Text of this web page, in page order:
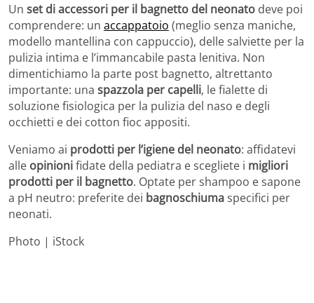
Un set di accessori per il bagnetto del neonato deve poi
comprendere: un accappatoio (meglio senza maniche,
modello mantellina con cappuccio), delle salviette per la
pulizia intima e l’immancabile pasta lenitiva. Non
dimentichiamo la parte post bagnetto, altrettanto
importante: una spazzola per capelli, le fialette di
soluzione fisiologica per la pulizia del naso e degli
occhietti e dei cotton fioc appositi.
Veniamo ai prodotti per l’igiene del neonato: affidatevi
alle opinionifidate della pediatra e scegliete i migliori
prodotti per il bagnetto. Optate per shampoo e sapone
a pH neutro: preferite dei bagnoschiumaspecifici per
neonati.
Photo | iStock